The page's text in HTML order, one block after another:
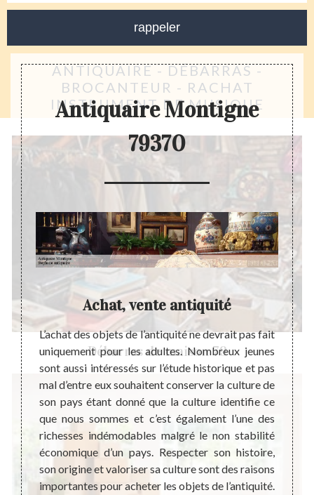
ANTIQUAIRE - DÉBARRAS -
BROCANTEUR - RACHAT
INSTRUMENT DE MUSIQUE
Débarras de maison 79
Antiquaire Montigne
79370
dans
est
de
en
les
Achat, vente antiquité
L’achat des objets de l’antiquité ne devrait pas fait
uniquement pour les adultes. Nombreux jeunes
sont aussi intéressés sur l’étude historique et pas
mal d’entre eux souhaitent conserver la culture de
son pays étant donné que la culture identifie ce
que nous sommes et c’est également l’une des
richesses indémodables malgré le non stabilité
économique d’un pays. Respecter son histoire,
son origine et valoriser sa culture sont des raisons
importantes pour acheter les objets de l’antiquité.
Les
très
la